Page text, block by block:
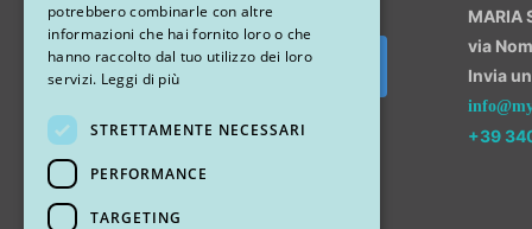
MARIA
via
Invia
+39
potrebbero combinarle con altre
informazioni che hai fornito loro o che
hanno raccolto dal tuo utilizzo dei loro
servizi. Leggi di più
STRETTAMENTE NECESSARI
PERFORMANCE
TARGETING